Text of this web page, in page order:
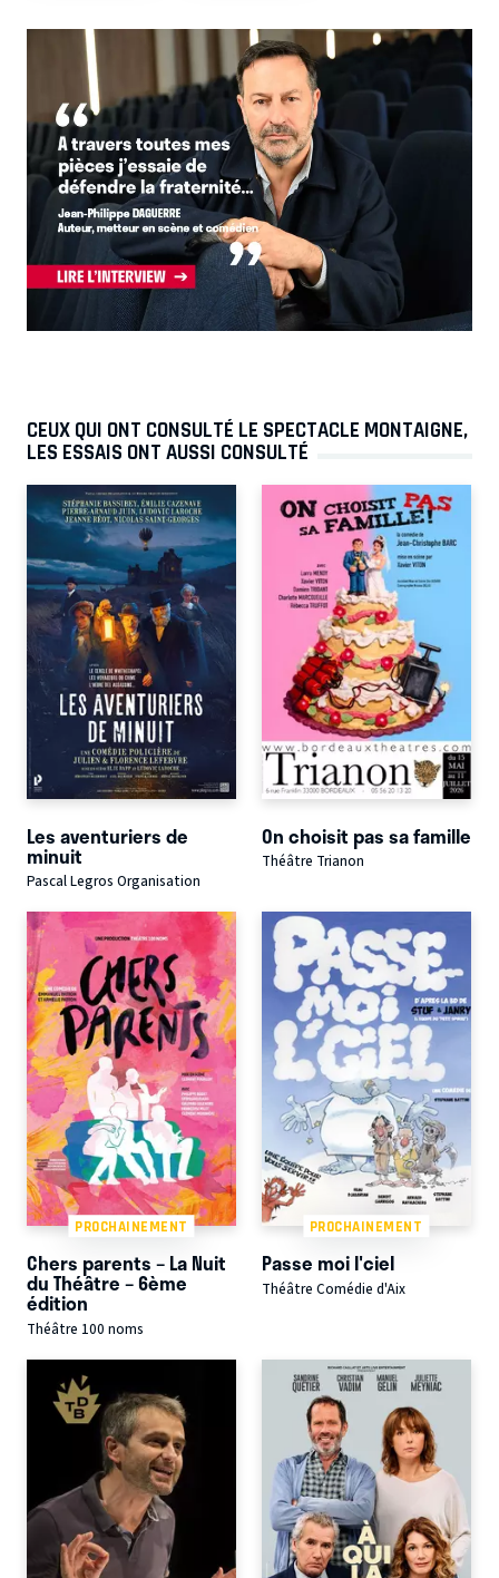
CEUX QUI ONT CONSULTÉ LE SPECTACLE MONTAIGNE,
LES ESSAIS ONT AUSSI CONSULTÉ
Les aventuriers de
minuit
Pascal Legros Organisation
On choisit pas sa famille
Théâtre Trianon
PROCHAINEMENT
Chers parents – La Nuit
du Théâtre – 6ème
édition
Théâtre 100 noms
PROCHAINEMENT
Passe moi l'ciel
Théâtre Comédie d'Aix